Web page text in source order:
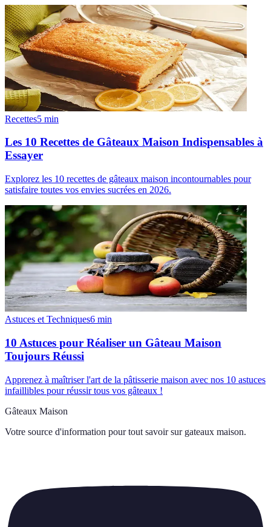
Recettes5 min
Les 10 Recettes de Gâteaux Maison Indispensables à
Essayer
Explorez les 10 recettes de gâteaux maison incontournables pour
satisfaire toutes vos envies sucrées en 2026.
Astuces et Techniques6 min
10 Astuces pour Réaliser un Gâteau Maison
Toujours Réussi
Apprenez à maîtriser l'art de la pâtisserie maison avec nos 10 astuces
infaillibles pour réussir tous vos gâteaux !
Gâteaux Maison
Votre source d'information pour tout savoir sur gateaux maison.